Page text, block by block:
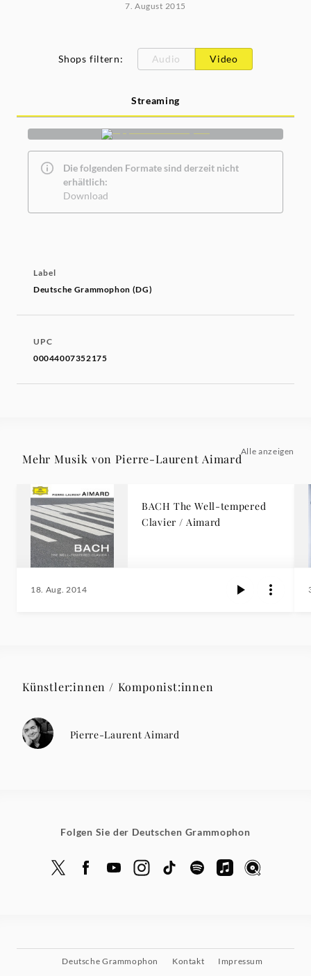
7. August 2015
Shops filtern: Audio Video
Streaming
Die folgenden Formate sind derzeit nicht
erhältlich:
Download
Label
Deutsche Grammophon (DG)
UPC
00044007352175
Mehr Musik von Pierre-Laurent Aimard
Alle anzeigen
BACH The Well-tempered
Clavier / Aimard
18. Aug. 2014
Künstler:innen / Komponist:innen
Pierre-Laurent Aimard
Folgen Sie der Deutschen Grammophon
Deutsche Grammophon Kontakt Impressum